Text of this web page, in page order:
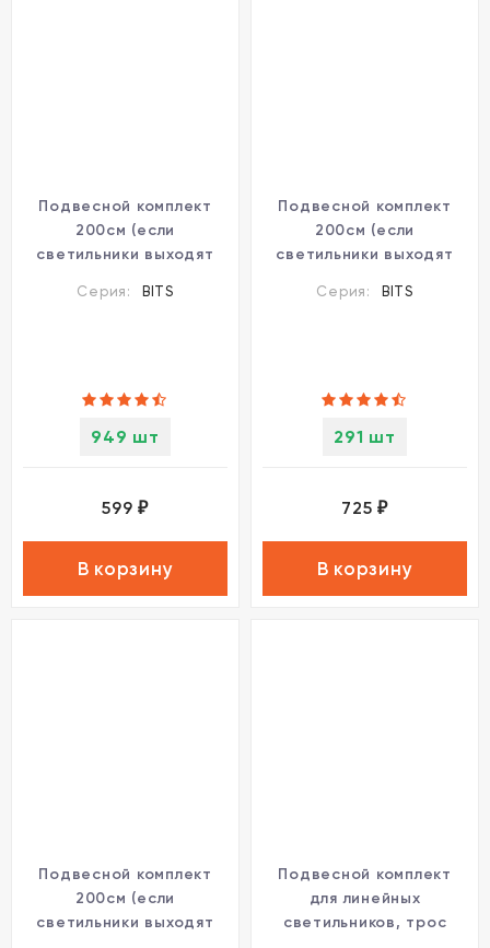
Подвесной комплект
200см (если
светильники выходят
соединителя) Novotech
Серия: BITS
949 шт
599 ₽
В корзину
Подвесной комплект
200см (если
светильники выходят
соединителя) Novotech
Серия: BITS
291 шт
725 ₽
В корзину
Подвесной комплект
200см (если
светильники выходят
Подвесной комплект
для линейных
светильников, трос